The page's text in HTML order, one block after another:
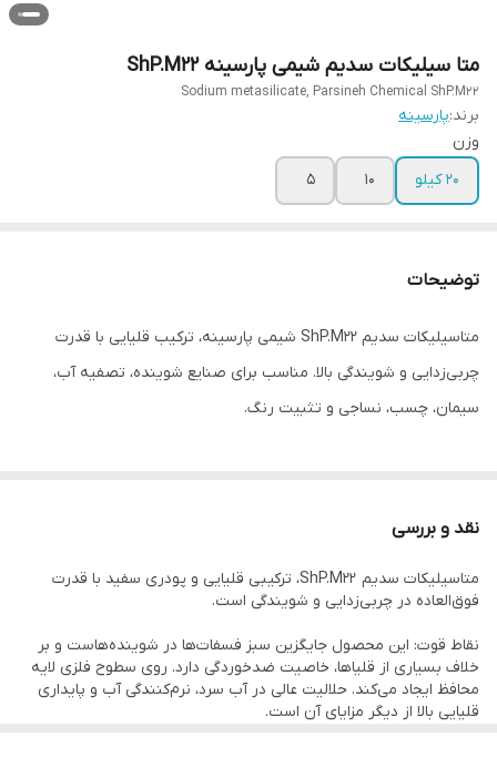
متا سیلیکات سدیم شیمی پارسینه ShP.M22
Sodium metasilicate, Parsineh Chemical ShP.M22
برند:پارسینه
وزن
۲۰ کیلو
۱۰ ۵
توضیحات
متاسیلیکات سدیم ShP.M22 شیمی پارسینه، ترکیب قلیایی با قدرت
چربی‌زدایی و شویندگی بالا. مناسب برای صنایع شوینده، تصفیه آب،
سیمان، چسب، نساجی و تثبیت رنگ.
نقد و بررسی
متاسیلیکات سدیم ShP.M22، ترکیبی قلیایی و پودری سفید با قدرت
فوق‌العاده در چربی‌زدایی و شویندگی است.
نقاط قوت: این محصول جایگزین سبز فسفات‌ها در شوینده‌هاست و بر
خلاف بسیاری از قلیاها، خاصیت ضدخوردگی دارد. روی سطوح فلزی لایه
محافظ ایجاد می‌کند. حلالیت عالی در آب سرد، نرم‌کنندگی آب و پایداری
قلیایی بالا از دیگر مزایای آن است.